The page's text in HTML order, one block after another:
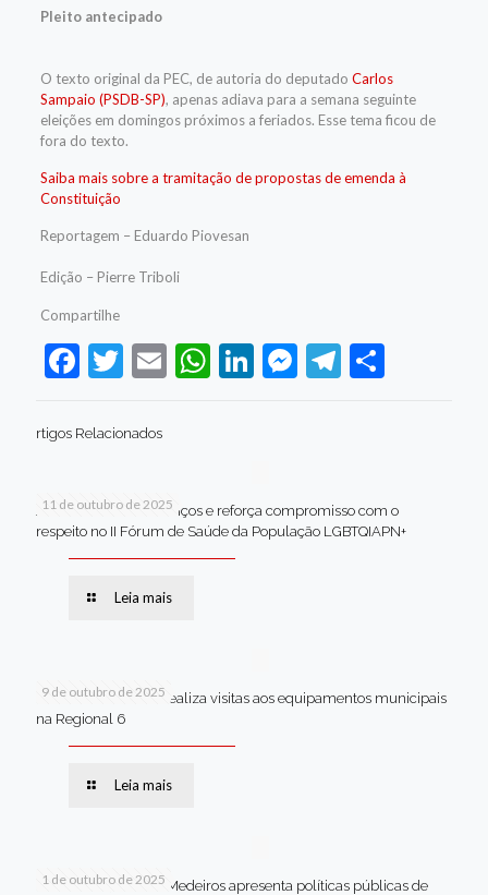
Pleito antecipado
O texto original da PEC, de autoria do deputado Carlos
Sampaio (PSDB-SP), apenas adiava para a semana seguinte
eleições em domingos próximos a feriados. Esse tema ficou de
fora do texto.
Saiba mais sobre a tramitação de propostas de emenda à
Constituição
Reportagem – Eduardo Piovesan
Edição – Pierre Triboli
Compartilhe
Facebook
Twitter
EmailWhatsApp
LinkedIn
Messenger
Telegram
Share
rtigos Relacionados
11 de outubro de 2025
Jaboatão celebra avanços e reforça compromisso com o
respeito no II Fórum de Saúde da População LGBTQIAPN+
Leia mais
9 de outubro de 2025
Van dos secretários realiza visitas aos equipamentos municipais
na Regional 6
Leia mais
1 de outubro de 2025
Em Brasília, Andréa Medeiros apresenta políticas públicas de